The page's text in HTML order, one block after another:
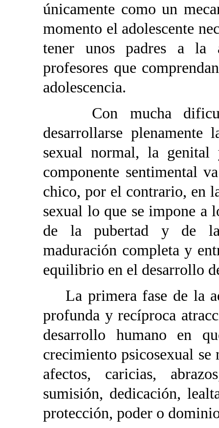
únicamente como un
momento el adolescente
tener unos padres a la
profesores que
adolescencia.
Con mucha
desarrollarse plenamente
sexual normal, la
componente sentimental
chico, por el contrario, en
sexual lo que se impone a
de la pubertad y de la
maduración completa y
equilibrio en el desarrollo
La primera fase de la
profunda y recíproca
desarrollo humano en
crecimiento psicosexual
afectos, caricias,
sumisión, dedicación,
protección, poder o